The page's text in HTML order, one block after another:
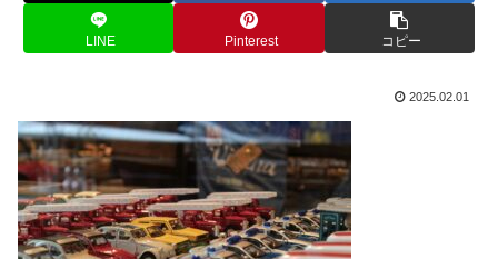
LINE Pinterest コピー
2025.02.01